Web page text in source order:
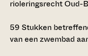
rioleringsrecht Oud-
59 Stukken
van een zwembad